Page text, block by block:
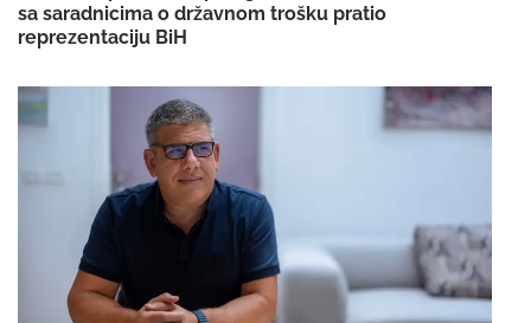
sa saradnicima o državnom trošku pratio
reprezentaciju BiH